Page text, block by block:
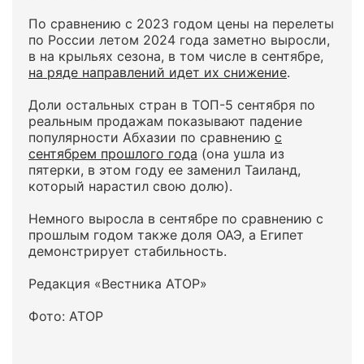
По сравнению с 2023 годом цены на перелеты
по России летом 2024 года заметно выросли,
в на крыльях сезона, в том числе в сентябре,
на ряде направлений идет их снижение.
Доли остальных стран в ТОП-5 сентября по
реальным продажам показывают падение
популярности Абхазии по сравнению с
сентябрем прошлого года (она ушла из
пятерки, в этом году ее заменил Таиланд,
который нарастил свою долю).
Немного выросла в сентябре по сравнению с
прошлым годом также доля ОАЭ, а Египет
демонстрирует стабильность.
Редакция «Вестника АТОР»
Фото: АТОР